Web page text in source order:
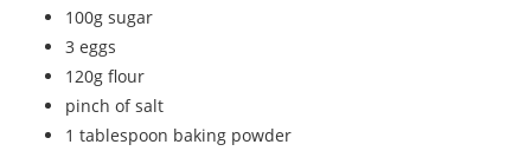
100g sugar
3 eggs
120g flour
pinch of salt
1 tablespoon baking powder